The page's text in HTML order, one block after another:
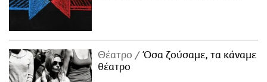
Θέατρο
Όσα ζούσαμε, τα κάναμε
θέατρο